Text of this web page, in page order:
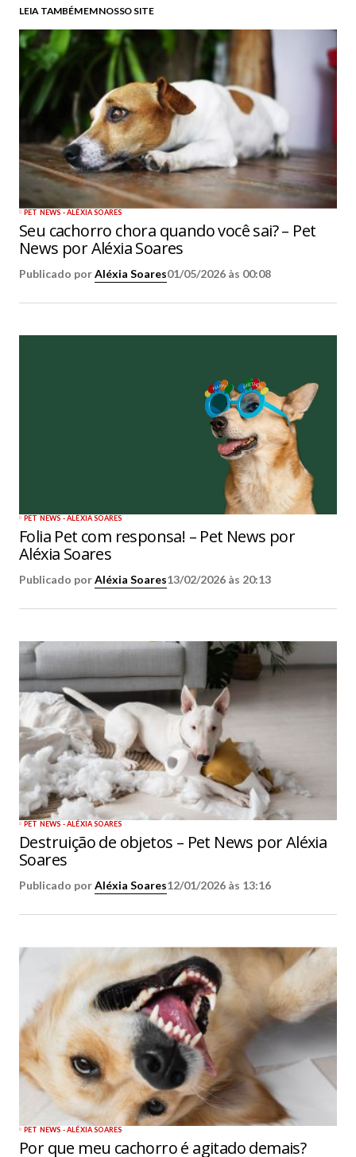
LEIA TAMBÉM EM NOSSO SITE
PET NEWS - ALÉXIA SOARES
Seu cachorro chora quando você sai? – Pet
News por Aléxia Soares
Publicado porAléxia Soares01/05/2026 às 00:08
PET NEWS - ALÉXIA SOARES
Folia Pet com responsa! – Pet News por
Aléxia Soares
Publicado porAléxia Soares13/02/2026 às 20:13
PET NEWS - ALÉXIA SOARES
Destruição de objetos – Pet News por Aléxia
Soares
Publicado porAléxia Soares12/01/2026 às 13:16
PET NEWS - ALÉXIA SOARES
Por que meu cachorro é agitado demais?